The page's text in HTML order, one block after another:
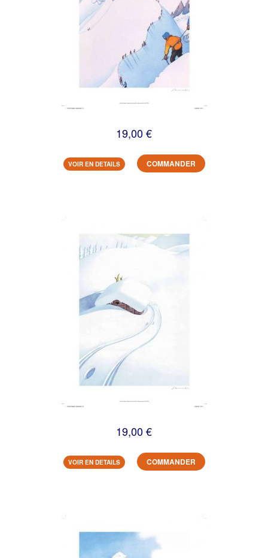
19,00 €
VOIR EN DETAILS COMMANDER
19,00 €
VOIR EN DETAILS COMMANDER